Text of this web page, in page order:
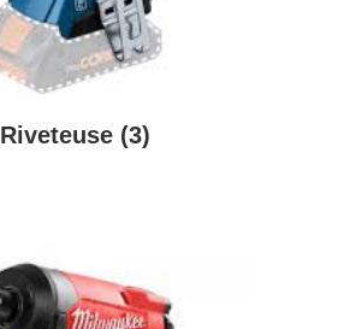
Riveteuse (3)